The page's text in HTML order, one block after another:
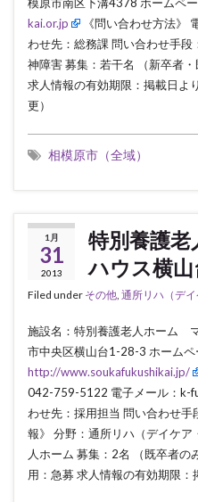
模原市南区下溝4378 ホームペー
kai.or.jp
《問い合わせ方法》
わせ先：総務課 問い合わせ手
神障害 募集：若干名 （新卒者
求人情報の有効期限：掲載日
更）
相模原市（全域）
1月
31
2013
特別養護
ハウス横山
Filed under その他, 通所リハ（デイ
施設名：特別養護老人ホーム
市中央区横山台1-28-3 ホームペ
http://www.soukafukushikai.jp/
042-759-5122 電子メール：k-
わせ先：採用担当 問い合わせ
報》 分野：通所リハ（デイケ
人ホーム 募集：2名 （既卒者
用：急募 求人情報の有効期限：